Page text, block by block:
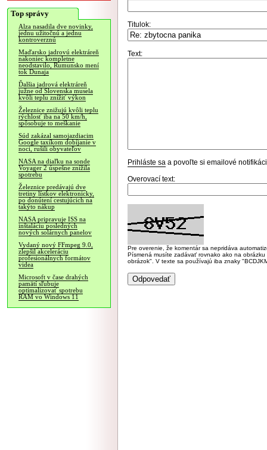
Top správy
Alza nasadila dve novinky,
jednu užitočnú a jednu
kontroverznú
Maďarsko jadrovú elektráreň
nakoniec kompletne
neodstavilo, Rumunsko mení
tok Dunaja
Ďalšia jadrová elektráreň
južne od Slovenska musela
kvôli teplu znížiť výkon
Železnice znižujú kvôli teplu
rýchlosť iba na 50 km/h,
spôsobuje to meškanie
Súd zakázal samojazdiacim
Google taxíkom dobíjanie v
noci, rušili obyvateľov
NASA na diaľku na sonde
Voyager 2 úspešne znížila
spotrebu
Železnice predávajú dve
tretiny lístkov elektronicky,
po donútení cestujúcich na
takýto nákup
NASA pripravuje ISS na
inštaláciu posledných
nových solárnych panelov
Vydaný nový FFmpeg 9.0,
zlepšil akceleráciu
profesionálnych formátov
videa
Microsoft v čase drahých
pamätí sľubuje
optimalizovať spotrebu
RAM vo Windows 11
Titulok:
Text:
Prihláste sa a povoľte si emailové
Overovací text:
Pre overenie, že komentár sa nepridáva
Písmená musíte zadávať rovnako ako na
obrázok". V texte sa používajú iba znaky